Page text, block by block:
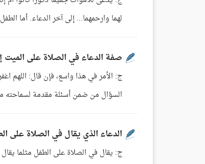
لهما وارحمهما... إلى آخر الدعاء. أما
صفة الدعاء في الصلاة على الميت
السؤال من ضمن أسئلة مقدمة لسماحته من
الدعاء الذي يقال في الصلاة على